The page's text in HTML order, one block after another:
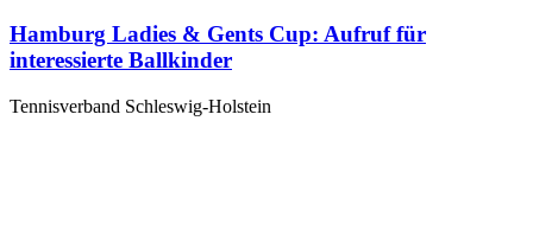
Hamburg Ladies & Gents Cup: Aufruf für
interessierte Ballkinder
Tennisverband Schleswig-Holstein